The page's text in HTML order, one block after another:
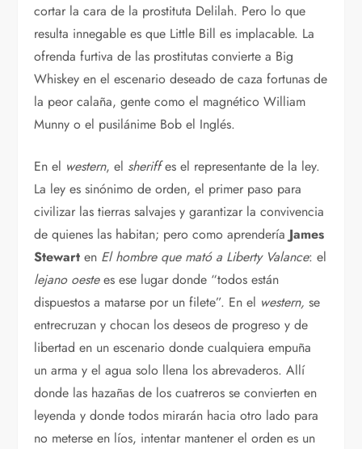
cortar la cara de la prostituta Delilah. Pero lo que
resulta innegable es que Little Bill es implacable. La
ofrenda furtiva de las prostitutas convierte a Big
Whiskey en el escenario deseado de caza fortunas de
la peor calaña, gente como el magnético William
Munny o el pusilánime Bob el Inglés.
En el western, el sheriffes el representante de la ley.
La ley es sinónimo de orden, el primer paso para
civilizar las tierras salvajes y garantizar la convivencia
de quienes las habitan; pero como aprendería James
Stewart en El hombre que mató a Liberty Valance: el
lejano oestees ese lugar donde “todos están
dispuestos a matarse por un filete”. En el western, se
entrecruzan y chocan los deseos de progreso y de
libertad en un escenario donde cualquiera empuña
un arma y el agua solo llena los abrevaderos. Allí
donde las hazañas de los cuatreros se convierten en
leyenda y donde todos mirarán hacia otro lado para
no meterse en líos, intentar mantener el orden es un